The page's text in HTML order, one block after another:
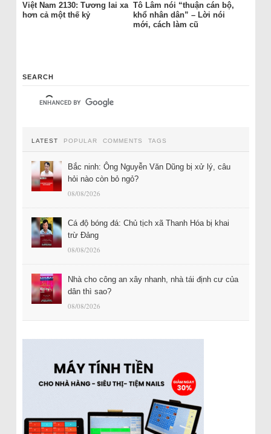
Việt Nam 2130: Tương lai xa
hơn cả một thế kỷ
Tô Lâm nói “thuận cán bộ,
khổ nhân dân” – Lời nói
mới, cách làm cũ
SEARCH
LATEST POPULAR COMMENTS TAGS
Bắc ninh: Ông Nguyễn Văn Dũng bị xử lý, câu
hỏi nào còn bỏ ngỏ?
08/08/2026
Cá độ bóng đá: Chủ tịch xã Thanh Hóa bị khai
trừ Đảng
08/08/2026
Nhà cho công an xây nhanh, nhà tái định cư của
dân thì sao?
08/08/2026